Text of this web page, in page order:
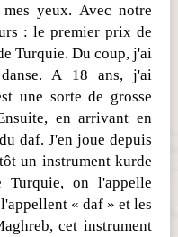
yeux. Avec notre
: le premier prix de
Turquie. Du coup, j'ai
A 18 ans, j'ai
une sorte de grosse
en arrivant en
daf. J'en joue depuis
un instrument kurde
Turquie, on l'appelle
« daf » et les
cet instrument